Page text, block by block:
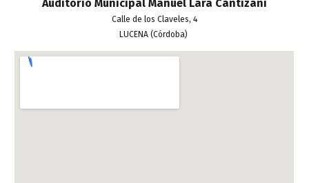
Auditorio Municipal Manuel Lara Cantizani
Calle de los Claveles, 4
LUCENA (Córdoba)